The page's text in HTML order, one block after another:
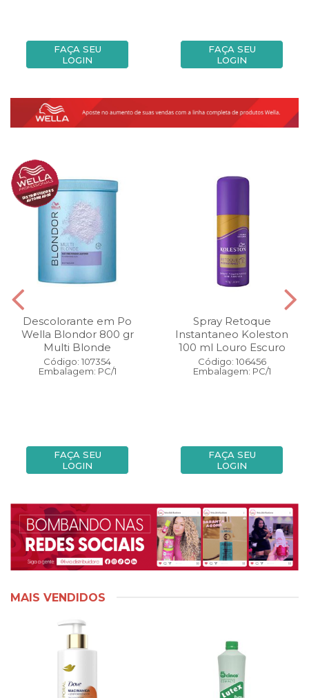
FAÇA SEU
LOGIN
FAÇA SEU
LOGIN
Descolorante em Po
Wella Blondor 800 gr
Multi Blonde
Código: 107354
Embalagem: PC/1
FAÇA SEU
LOGIN
Spray Retoque
Instantaneo Koleston
100 ml Louro Escuro
Código: 106456
Embalagem: PC/1
FAÇA SEU
LOGIN
MAIS VENDIDOS